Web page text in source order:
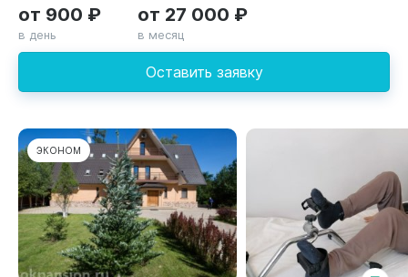
Оставить заявку
от 900 ₽
в день
от 27 000 ₽
в месяц
ЭКОНОМ